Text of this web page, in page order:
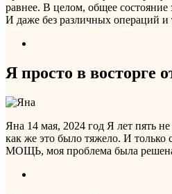
равнее. В целом, общее состояние
И даже без различных операций и
Я просто в восторге
Яна 14 мая, 2024 год Я лет пять
как же это было тяжело. И
МОЩЬ, моя проблема была